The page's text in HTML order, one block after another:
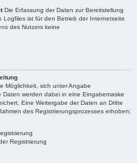
Die Erfassung der Daten zur Bereitstellung
ist für den Betrieb der Internetseite
des Nutzers keine
Möglichkeit, sich unter Angabe
werden dabei in eine Eingabemaske
Eine Weitergabe der Daten an Dritte
des Registrierungsprozesses erhoben:
Registrierung